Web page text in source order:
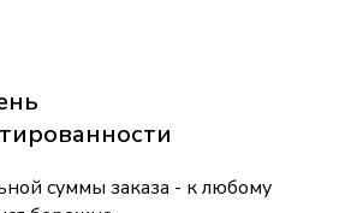
суммы заказа - к любому